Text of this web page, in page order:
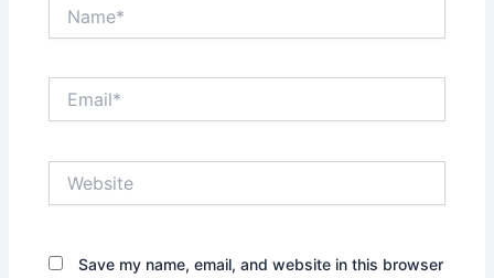
Save my name, email, and website in this browser